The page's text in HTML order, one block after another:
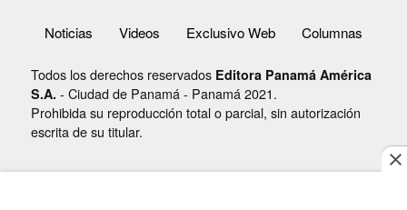
Noticias Videos Exclusivo Web Columnas
Todos los derechos reservados Editora Panamá América
S.A. - Ciudad de Panamá - Panamá 2021.
Prohibida su reproducción total o parcial, sin autorización
escrita de su titular.